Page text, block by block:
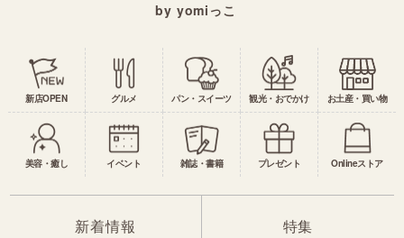
by yomiっこ
新店OPEN グルメ パン・スイーツ 観光・おでかけ お土産・買い物
美容・癒し イベント 雑誌・書籍 プレゼント Onlineストア
新着情報 特集